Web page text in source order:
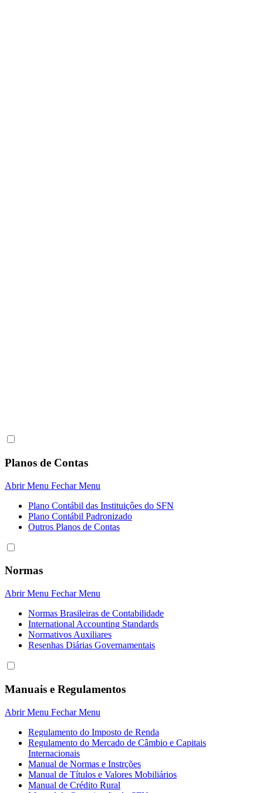
Planos de Contas
Abrir Menu Fechar Menu
Plano Contábil das Instituiçôes do SFN
Plano Contábil Padronizado
Outros Planos de Contas
Normas
Abrir Menu Fechar Menu
Normas Brasileiras de Contabilidade
International Accounting Standards
Normativos Auxiliares
Resenhas Diárias Governamentais
Manuais e Regulamentos
Abrir Menu Fechar Menu
Regulamento do Imposto de Renda
Regulamento do Mercado de Câmbio e Capitais
Internacionais
Manual de Normas e Instrções
Manual de Títulos e Valores Mobiliários
Manual de Crédito Rural